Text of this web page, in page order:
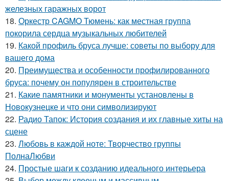
железных гаражных ворот
18. Оркестр CAGMO Тюмень: как местная группа
покорила сердца музыкальных любителей
19. Какой профиль бруса лучше: советы по выбору для
вашего дома
20. Преимущества и особенности профилированного
бруса: почему он популярен в строительстве
21. Какие памятники и монументы установлены в
Новокузнецке и что они символизируют
22. Радио Тапок: История создания и их главные хиты на
сцене
23. Любовь в каждой ноте: Творчество группы
ПолнаЛюбви
24. Простые шаги к созданию идеального интерьера